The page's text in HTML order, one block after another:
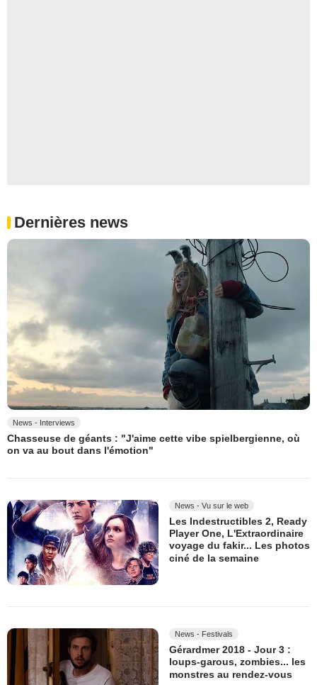
Dernières news
News - Interviews
Chasseuse de géants : "J'aime cette vibe spielbergienne, où
on va au bout dans l'émotion"
News - Vu sur le web
Les Indestructibles 2, Ready
Player One, L'Extraordinaire
voyage du fakir... Les photos
ciné de la semaine
News - Festivals
Gérardmer 2018 - Jour 3 :
loups-garous, zombies... les
monstres au rendez-vous